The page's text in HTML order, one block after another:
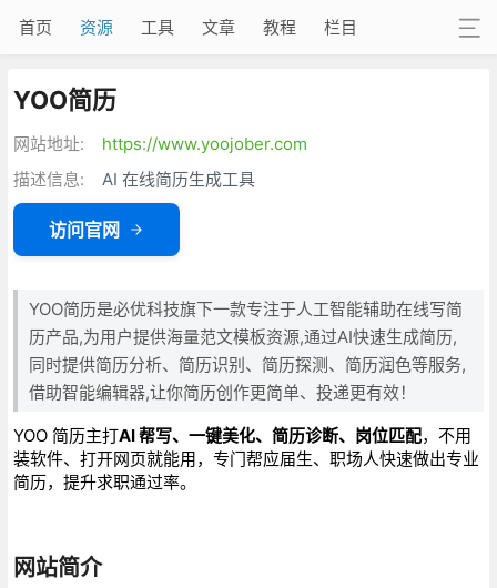
首页 资源 工具 文章 教程 栏目
YOO简历
网站地址:
https://www.yoojober.com
描述信息:
AI 在线简历生成工具
访问官网
YOO简历是必优科技旗下一款专注于人工智能辅助在线写简
历产品,为用户提供海量范文模板资源,通过AI快速生成简历,
同时提供简历分析、简历识别、简历探测、简历润色等服务,
借助智能编辑器,让你简历创作更简单、投递更有效！
YOO 简历主打AI 帮写、一键美化、简历诊断、岗位匹配，不用
装软件、打开网页就能用，专门帮应届生、职场人快速做出专业
简历，提升求职通过率。
网站简介